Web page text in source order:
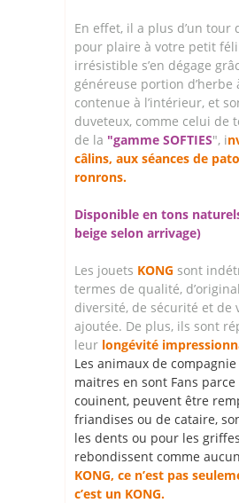
En effet, il a plus d’un tour
pour plaire à votre petit
irrésistible s’en dégage
généreuse portion d’herbe
contenue à l’intérieur, et
duveteux, comme celui de
de la "gamme SOFTIES", i
câlins, aux séances de
ronrons.
Disponible en tons
beige selon arrivage)
Les jouets KONG sont
termes de qualité,
diversité, de sécurité et de
ajoutée. De plus, ils sont
leur longévité
Les animaux de
maitres en sont Fans parce
couinent, peuvent être
friandises ou de cataire,
les dents ou pour les
rebondissent comme
KONG, ce n’est pas
c’est un KONG.